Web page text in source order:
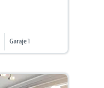
Garaje 1